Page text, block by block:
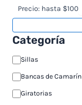
Precio: hasta $100
Categoría
Sillas
Bancas de Camarín
Giratorias